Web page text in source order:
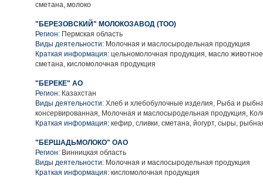
сметана, молоко
"БЕРЕЗОВСКИЙ" МОЛОКОЗАВОД (ТОО)
Регион: Пермская область
Виды деятельности: Молочная и маслосыродельная продукция
Краткая информация: цельномолочная продукция, масло
сметана, кисломолочная продукция
"БЕРЕКЕ" АО
Регион: Казахстан
Виды деятельности: Хлеб и хлебобулочные изделия, Рыба и
консервированная, Молочная и маслосыродельная продукция,
Краткая информация: кефир, сливки, сметана, йогурт, сыры,
"БЕРШАДЬМОЛОКО" ОАО
Регион: Винницкая область
Виды деятельности: Молочная и маслосыродельная продукция
Краткая информация: кисломолочная продукция